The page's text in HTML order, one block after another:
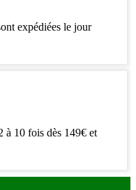
expédiées le jour
à 10 fois dès 149€ et